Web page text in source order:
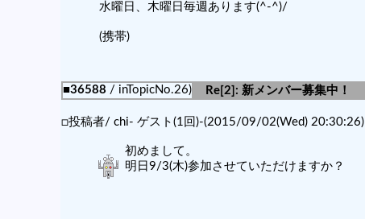
水曜日、木曜日毎週あります(^-^)/
(携帯)
■36588 / inTopicNo.26)
Re[2]: 新メンバー募集中！
□投稿者/ chi- ゲスト(1回)-(2015/09/02(Wed) 20:30:26)
初めまして。
明日9/3(木)参加させていただけますか？